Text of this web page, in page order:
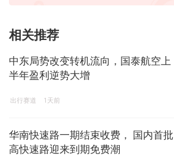
相关推荐
中东局势改变转机流向，国泰航空上
半年盈利逆势大增
出行赛道 1天前
华南快速路一期结束收费， 国内首批
高快速路迎来到期免费潮